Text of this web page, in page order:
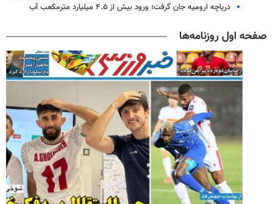
دریاچه ارومیه جان گرفت؛ ورود بیش از ۴.۵ میلیارد مترمکعب آب
صفحه اول روزنامه‌ها